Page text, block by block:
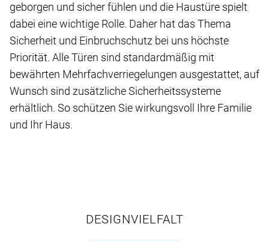
geborgen und sicher fühlen und die Haustüre spielt
dabei eine wichtige Rolle. Daher hat das Thema
Sicherheit und Einbruchschutz bei uns höchste
Priorität. Alle Türen sind standardmäßig mit
bewährten Mehrfach­ver­riegelungen ausgestattet, auf
Wunsch sind zusätzliche Sicherheits­systeme
erhältlich. So schützen Sie wirkungsvoll Ihre Familie
und Ihr Haus.
DESIGNVIELFALT